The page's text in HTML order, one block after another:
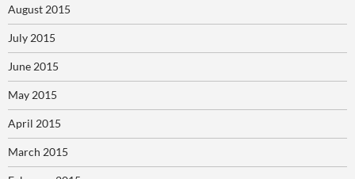
August 2015
July 2015
June 2015
May 2015
April 2015
March 2015